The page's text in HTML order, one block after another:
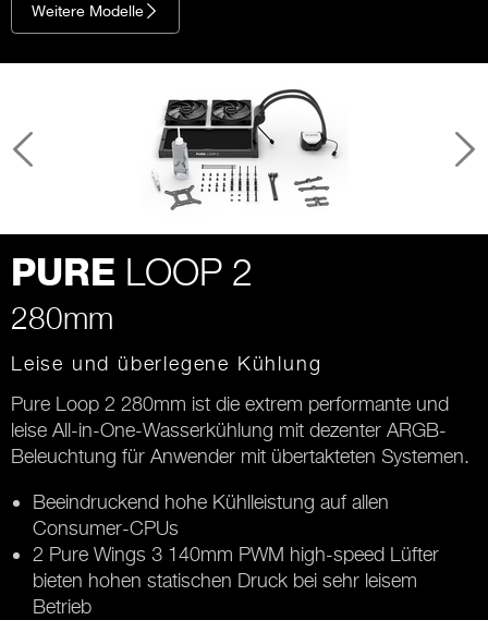
Weitere Modelle
PURE LOOP 2
280mm
Leise und überlegene Kühlung
Pure Loop 2 280mm ist die extrem performante und
leise All-in-One-Wasserkühlung mit dezenter ARGB-
Beleuchtung für Anwender mit übertakteten Systemen.
Beeindruckend hohe Kühlleistung auf allen
Consumer-CPUs
2 Pure Wings 3 140mm PWM high-speed Lüfter
bieten hohen statischen Druck bei sehr leisem
Betrieb